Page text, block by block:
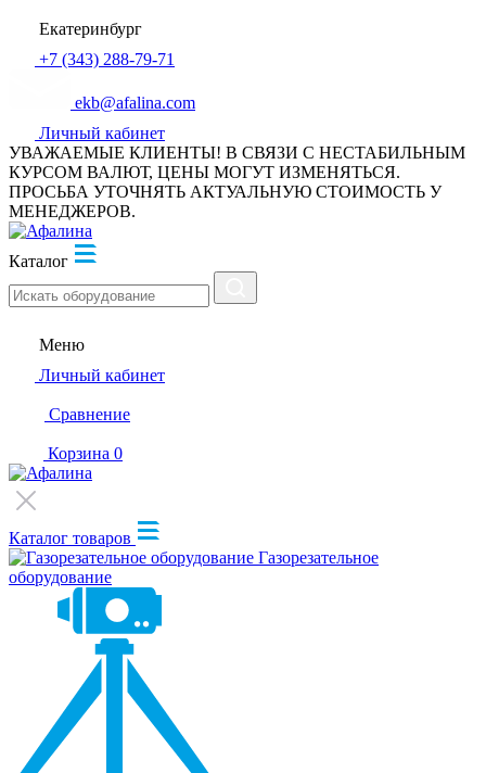
Екатеринбург
+7 (343) 288-79-71
ekb@afalina.com
Личный кабинет
УВАЖАЕМЫЕ КЛИЕНТЫ! В СВЯЗИ С НЕСТАБИЛЬНЫМ
КУРСОМ ВАЛЮТ, ЦЕНЫ МОГУТ ИЗМЕНЯТЬСЯ.
ПРОСЬБА УТОЧНЯТЬ АКТУАЛЬНУЮ СТОИМОСТЬ У
МЕНЕДЖЕРОВ.
Каталог
Меню
Личный кабинет
Сравнение
Корзина 0
Каталог товаров
Газорезательное
оборудование